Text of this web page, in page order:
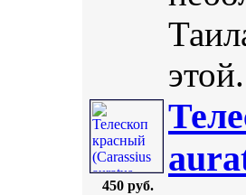
450 руб.